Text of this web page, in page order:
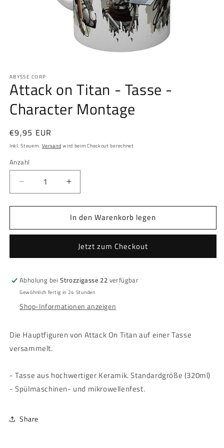
in
Modal
öffnen
ABYSSE CORP
Attack on Titan - Tasse -
Character Montage
Normaler
Preis
€9,95 EUR
Inkl. Steuern. Versand wird beim Checkout berechnet
Anzahl
Anzahl
Verringere
die
Menge
Attack
-
-
Character
Montage
Erhöhe
die
Menge
für
Attack
Titan
-
-
Character
In den Warenkorb legen
Jetzt zum Checkout
Abholung beiStrozzigasse 22 verfügbar
Gewöhnlich fertig in 24 Stunden
Shop-Informationen anzeigen
Die Hauptfiguren von Attack On Titan auf einer Tasse
versammelt.
- Tasse aus hochwertiger Keramik. Standardgröße (320ml)
- Spülmaschinen- und mikrowellenfest.
Share